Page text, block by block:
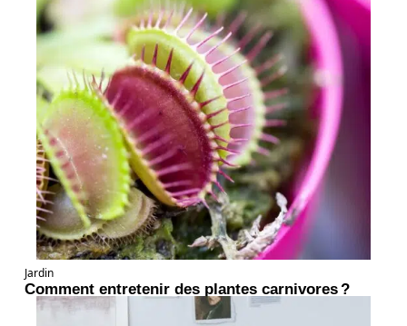
Jardin
Comment entretenir des plantes carnivores ?